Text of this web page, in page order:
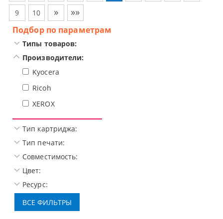
9 10 » »»
Подбор по параметрам
Типы товаров:
Производители:
Kyocera
Ricoh
XEROX
Тип картриджа:
Тип печати:
Совместимость:
Цвет:
Ресурс: